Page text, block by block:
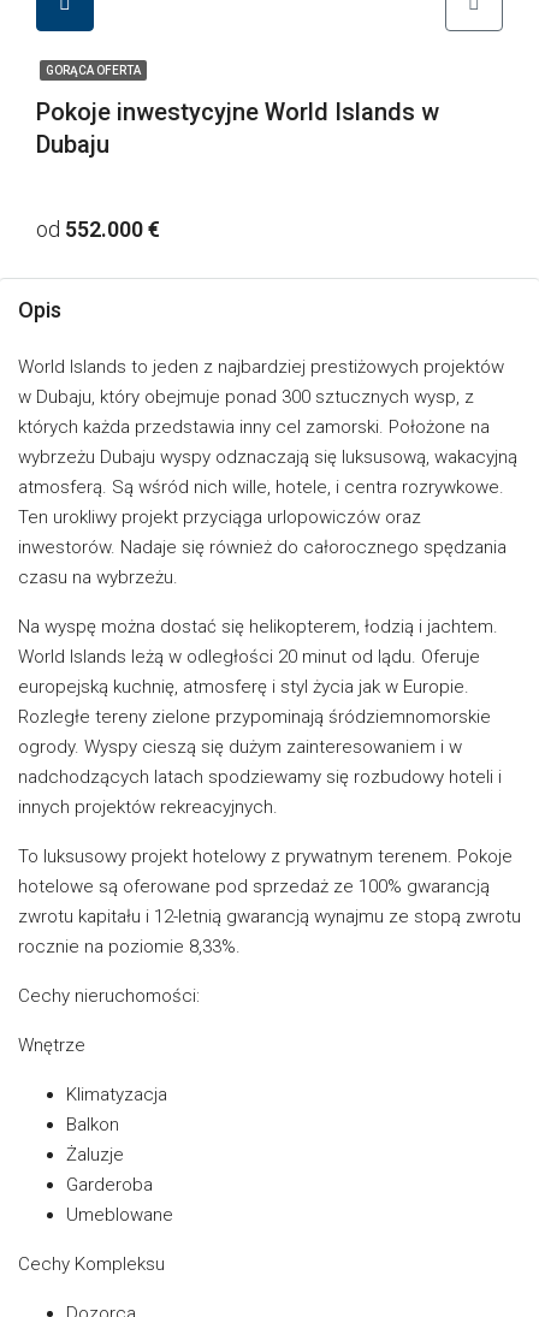
GORĄCA OFERTA
Pokoje inwestycyjne World Islands w
Dubaju
od 552.000 €
Opis
World Islands to jeden z najbardziej prestiżowych projektów
w Dubaju, który obejmuje ponad 300 sztucznych wysp, z
których każda przedstawia inny cel zamorski. Położone na
wybrzeżu Dubaju wyspy odznaczają się luksusową, wakacyjną
atmosferą. Są wśród nich wille, hotele, i centra rozrywkowe.
Ten urokliwy projekt przyciąga urlopowiczów oraz
inwestorów. Nadaje się również do całorocznego spędzania
czasu na wybrzeżu.
Na wyspę można dostać się helikopterem, łodzią i jachtem.
World Islands leżą w odległości 20 minut od lądu. Oferuje
europejską kuchnię, atmosferę i styl życia jak w Europie.
Rozległe tereny zielone przypominają śródziemnomorskie
ogrody. Wyspy cieszą się dużym zainteresowaniem i w
nadchodzących latach spodziewamy się rozbudowy hoteli i
innych projektów rekreacyjnych.
To luksusowy projekt hotelowy z prywatnym terenem. Pokoje
hotelowe są oferowane pod sprzedaż ze 100% gwarancją
zwrotu kapitału i 12-letnią gwarancją wynajmu ze stopą zwrotu
rocznie na poziomie 8,33%.
Cechy nieruchomości:
Wnętrze
Klimatyzacja
Balkon
Żaluzje
Garderoba
Umeblowane
Cechy Kompleksu